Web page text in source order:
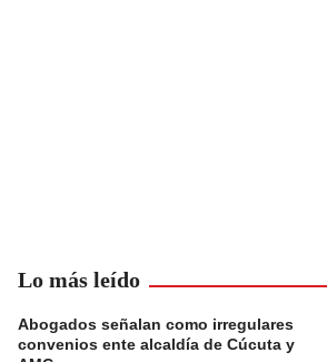
Lo más leído
Abogados señalan como irregulares
convenios ente alcaldía de Cúcuta y